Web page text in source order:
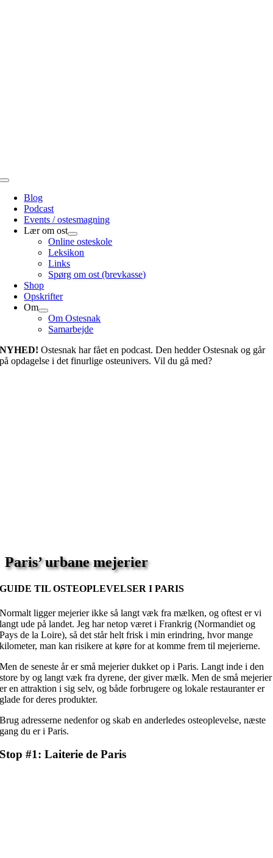
Toggle
Navigation
Blog
Podcast
Events / ostesmagning
Lær om ost
Online osteskole
Leksikon
Links
Spørg om ost (brevkasse)
Shop
Opskrifter
Om
Om Ostesnak
Samarbejde
NYHED!Ostesnak har fået en podcast. Den hedder Ostesnak og går
på opdagelse i det finurlige osteunivers. Vil du gå med?
Paris’ urbane mejerier
GUIDE TIL OSTEOPLEVELSER I PARIS
Normalt ligger mejerier ikke så langt væk fra mælken, og oftest er vi
langt ude på landet. Jeg har netop været i Frankrig (Normandiet og
Pays de la Loire), så det står helt frisk i min erindring, hvor mange
kilometer, man kan risikere at køre for at komme frem til mejerierne.
Men de seneste år er små mejerier dukket op i Paris. Langt inde i den
store by og langt væk fra dyrene, der giver mælk. Men de små mejerier
er en attraktion i sig selv, og både forbrugere og lokale restauranter er
glade for deres produkter.
Brug adresserne nedenfor og skab en anderledes osteoplevelse, næste
gang du er i Paris.
Stop #1: Laiterie de Paris